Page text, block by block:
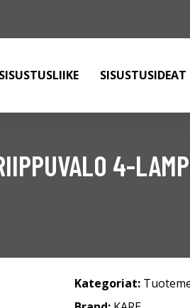
SISUSTUSLIIKE SISUSTUSIDEAT
4-
Kategoriat: